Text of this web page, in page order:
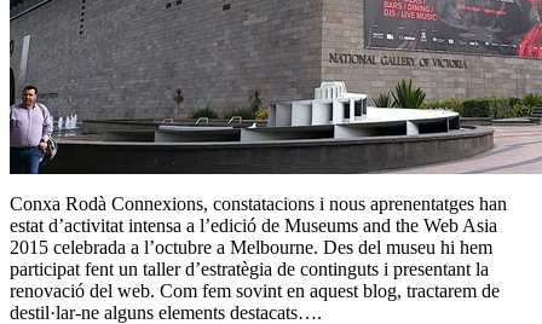
Conxa Rodà Connexions, constatacions i nous aprenentatges han
estat d’activitat intensa a l’edició de Museums and the Web Asia
2015 celebrada a l’octubre a Melbourne. Des del museu hi hem
participat fent un taller d’estratègia de continguts i presentant la
renovació del web. Com fem sovint en aquest blog, tractarem de
destil·lar-ne alguns elements destacats….